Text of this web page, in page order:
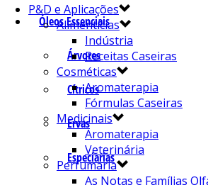
Óleos Essenciais
Árvores
Cítricos
Ervas
Especiarias
P&D e Aplicações
Alimentícias
Indústria
Receitas Caseiras
Cosméticas
Aromaterapia
Fórmulas Caseiras
Medicinais
Aromaterapia
Veterinária
Perfumaria
As Notas e Famílias